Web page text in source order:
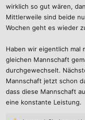
wirklich so gut wären,
Mittlerweile sind beide
Wochen geht es wieder
Haben wir eigentlich mal
gleichen Mannschaft
durchgewechselt.
Mannschaft jetzt schon
dass diese Mannschaft
eine konstante Leistung.